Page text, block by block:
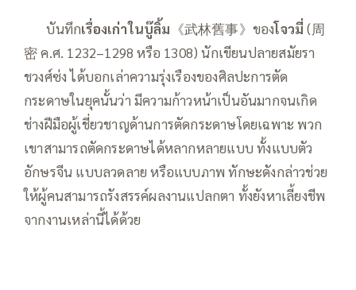
——บันทึกเรื่องเก่าในบู๊ลิ้ม 《武林舊事》ของโจวมี่(周
密 ค.ศ. 1232–1298 หรือ 1308) นักเขียนปลายสมัยรา
ชวงศ์ซ่ง ได้บอกเล่าความรุ่งเรืองของศิลปะการตัด
กระดาษในยุคนั้นว่า มีความก้าวหน้าเป็นอันมากจนเกิด
ช่างฝีมือผู้เชี่ยวชาญด้านการตัดกระดาษโดยเฉพาะ พวก
เขาสามารถตัดกระดาษได้หลากหลายแบบ ทั้งแบบตัว
อักษรจีน แบบลวดลาย หรือแบบภาพ ทักษะดังกล่าวช่วย
ให้ผู้คนสามารถรังสรรค์ผลงานแปลกตา ทั้งยังหาเลี้ยงชีพ
จากงานเหล่านี้ได้ด้วย